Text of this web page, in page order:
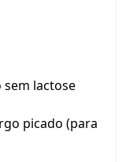
lactose
picado (para